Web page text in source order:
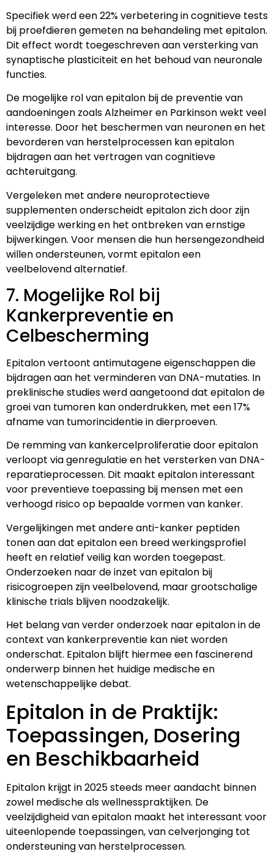
Specifiek werd een 22% verbetering in cognitieve tests
bij proefdieren gemeten na behandeling met epitalon.
Dit effect wordt toegeschreven aan versterking van
synaptische plasticiteit en het behoud van neuronale
functies.
De mogelijke rol van epitalon bij de preventie van
aandoeningen zoals Alzheimer en Parkinson wekt veel
interesse. Door het beschermen van neuronen en het
bevorderen van herstelprocessen kan epitalon
bijdragen aan het vertragen van cognitieve
achteruitgang.
Vergeleken met andere neuroprotectieve
supplementen onderscheidt epitalon zich door zijn
veelzijdige werking en het ontbreken van ernstige
bijwerkingen. Voor mensen die hun hersengezondheid
willen ondersteunen, vormt epitalon een
veelbelovend alternatief.
7. Mogelijke Rol bij
Kankerpreventie en
Celbescherming
Epitalon vertoont antimutagene eigenschappen die
bijdragen aan het verminderen van DNA-mutaties. In
preklinische studies werd aangetoond dat epitalon de
groei van tumoren kan onderdrukken, met een 17%
afname van tumorincidentie in dierproeven.
De remming van kankercelproliferatie door epitalon
verloopt via genregulatie en het versterken van DNA-
reparatieprocessen. Dit maakt epitalon interessant
voor preventieve toepassing bij mensen met een
verhoogd risico op bepaalde vormen van kanker.
Vergelijkingen met andere anti-kanker peptiden
tonen aan dat epitalon een breed werkingsprofiel
heeft en relatief veilig kan worden toegepast.
Onderzoeken naar de inzet van epitalon bij
risicogroepen zijn veelbelovend, maar grootschalige
klinische trials blijven noodzakelijk.
Het belang van verder onderzoek naar epitalon in de
context van kankerpreventie kan niet worden
onderschat. Epitalon blijft hiermee een fascinerend
onderwerp binnen het huidige medische en
wetenschappelijke debat.
Epitalon in de Praktijk:
Toepassingen, Dosering
en Beschikbaarheid
Epitalon krijgt in 2025 steeds meer aandacht binnen
zowel medische als wellnesspraktijken. De
veelzijdigheid van epitalon maakt het interessant voor
uiteenlopende toepassingen, van celverjonging tot
ondersteuning van herstelprocessen.